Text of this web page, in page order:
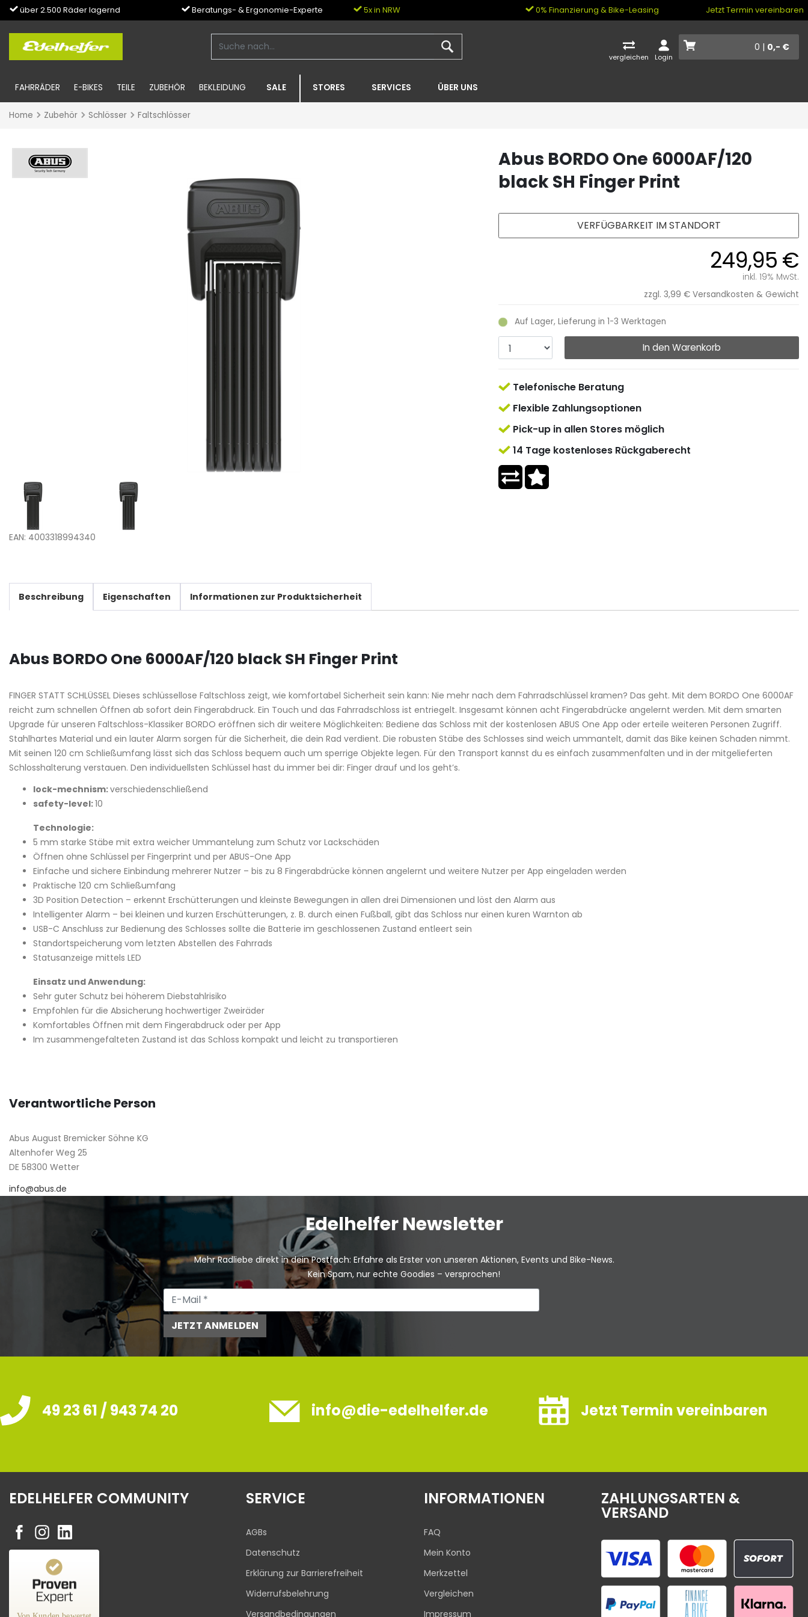
über 2.500 Räder lagernd Beratungs- & Ergonomie-Experte 5x in NRW 0% Finanzierung & Bike-Leasing Jetzt Termin vereinbaren
vergleichen Login
0 | 0,- €
FAHRRÄDER E-BIKES TEILE ZUBEHÖR BEKLEIDUNG SALE STORES SERVICES ÜBER UNS
Home Zubehör Schlösser Faltschlösser
EAN: 4003318994340
Abus BORDO One 6000AF/120
black SH Finger Print
249,95 €
inkl. 19% MwSt.
zzgl. 3,99 € Versandkosten & Gewicht
Auf Lager, Lieferung in 1-3 Werktagen
In den Warenkorb
VERFÜGBARKEIT IM STANDORT
Telefonische Beratung
Flexible Zahlungsoptionen
Pick-up in allen Stores möglich
14 Tage kostenloses Rückgaberecht
Beschreibung Eigenschaften Informationen zur Produktsicherheit
Abus BORDO One 6000AF/120 black SH Finger Print
FINGER STATT SCHLÜSSEL Dieses schlüssellose Faltschloss zeigt, wie komfortabel Sicherheit sein kann: Nie mehr nach dem Fahrradschlüssel kramen? Das geht. Mit dem BORDO One 6000AF
reicht zum schnellen Öffnen ab sofort dein Fingerabdruck. Ein Touch und das Fahrradschloss ist entriegelt. Insgesamt können acht Fingerabdrücke angelernt werden. Mit dem smarten
Upgrade für unseren Faltschloss-Klassiker BORDO eröffnen sich dir weitere Möglichkeiten: Bediene das Schloss mit der kostenlosen ABUS One App oder erteile weiteren Personen Zugriff.
Stahlhartes Material und ein lauter Alarm sorgen für die Sicherheit, die dein Rad verdient. Die robusten Stäbe des Schlosses sind weich ummantelt, damit das Bike keinen Schaden nimmt.
Mit seinen 120 cm Schließumfang lässt sich das Schloss bequem auch um sperrige Objekte legen. Für den Transport kannst du es einfach zusammenfalten und in der mitgelieferten
Schlosshalterung verstauen. Den individuellsten Schlüssel hast du immer bei dir: Finger drauf und los geht’s.
lock-mechnism:verschiedenschließend
safety-level:10
Technologie:
5 mm starke Stäbe mit extra weicher Ummantelung zum Schutz vor Lackschäden
Öffnen ohne Schlüssel per Fingerprint und per ABUS-One App
Einfache und sichere Einbindung mehrerer Nutzer – bis zu 8 Fingerabdrücke können angelernt und weitere Nutzer per App eingeladen werden
Praktische 120 cm Schließumfang
3D Position Detection – erkennt Erschütterungen und kleinste Bewegungen in allen drei Dimensionen und löst den Alarm aus
Intelligenter Alarm – bei kleinen und kurzen Erschütterungen, z. B. durch einen Fußball, gibt das Schloss nur einen kuren Warnton ab
USB-C Anschluss zur Bedienung des Schlosses sollte die Batterie im geschlossenen Zustand entleert sein
Standortspeicherung vom letzten Abstellen des Fahrrads
Statusanzeige mittels LED
Einsatz und Anwendung:
Sehr guter Schutz bei höherem Diebstahlrisiko
Empfohlen für die Absicherung hochwertiger Zweiräder
Komfortables Öffnen mit dem Fingerabdruck oder per App
Im zusammengefalteten Zustand ist das Schloss kompakt und leicht zu transportieren
Verantwortliche Person
Abus August Bremicker Söhne KG
Altenhofer Weg 25
DE 58300 Wetter
info@abus.de
Edelhelfer Newsletter
Mehr Radliebe direkt in dein Postfach: Erfahre als Erster von unseren Aktionen, Events und Bike-News.
Kein Spam, nur echte Goodies – versprochen!
JETZT ANMELDEN
49 23 61 / 943 74 20 info@die-edelhelfer.de Jetzt Termin vereinbaren
EDELHELFER COMMUNITY
Kundenbewertungen und Erfahrungen zu
SERVICE
AGBs
Datenschutz
Erklärung zur Barrierefreiheit
Widerrufsbelehrung
Versandbedingungen
INFORMATIONEN
FAQ
Mein Konto
Merkzettel
Vergleichen
Impressum
ZAHLUNGSARTEN &
VERSAND